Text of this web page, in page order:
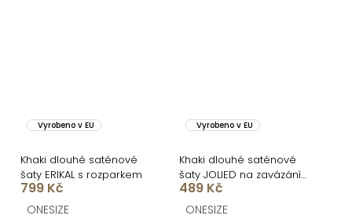
Vyrobeno v EU
Khaki dlouhé saténové
šaty ERIKAL s rozparkem
799 Kč
ONESIZE
Vyrobeno v EU
Khaki dlouhé saténové
šaty JOLIED na zavázání
kolem krku
489 Kč
ONESIZE